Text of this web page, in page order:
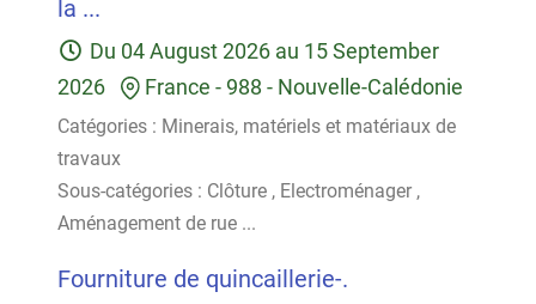
la ...
Du 04 August 2026 au 15 September
2026
France - 988 - Nouvelle-Calédonie
Catégories : Minerais, matériels et matériaux de
travaux
Sous-catégories : Clôture , Electroménager ,
Aménagement de rue ...
Fourniture de quincaillerie-.